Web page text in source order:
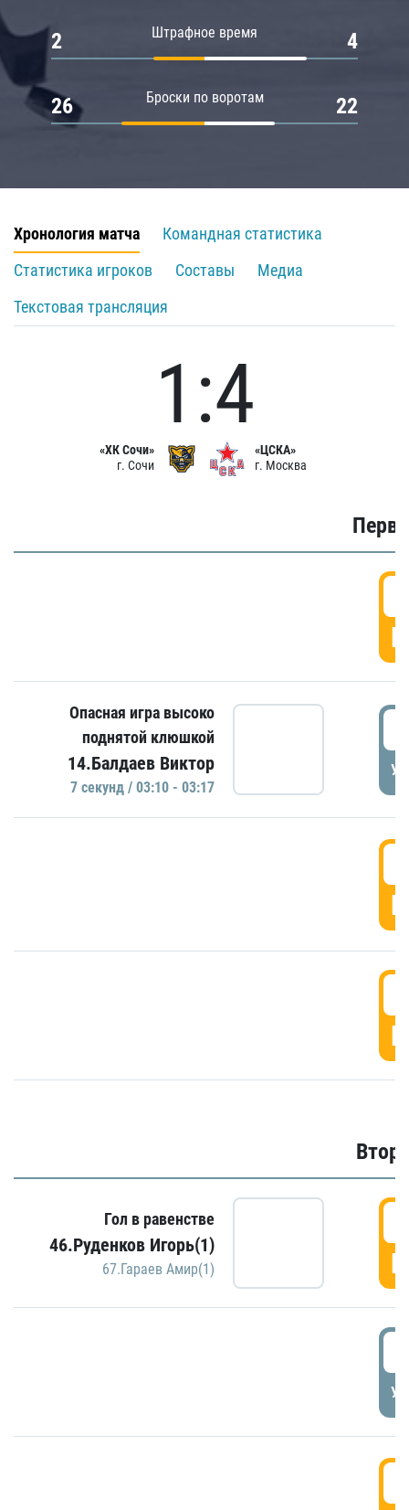
Штрафное время
2 4
Броски по воротам
26 22
Хронология матча
Командная статистика
Статистика игроков
Составы
Медиа
Текстовая трансляция
«ХК Сочи»
г. Сочи
1:4
«ЦСКА»
г. Москва
Опасная игра высоко
поднятой клюшкой
14.Балдаев Виктор
7 секунд / 03:10 - 03:17
Гол в равенстве
46.Руденков Игорь(1)
67.Гараев Амир(1)